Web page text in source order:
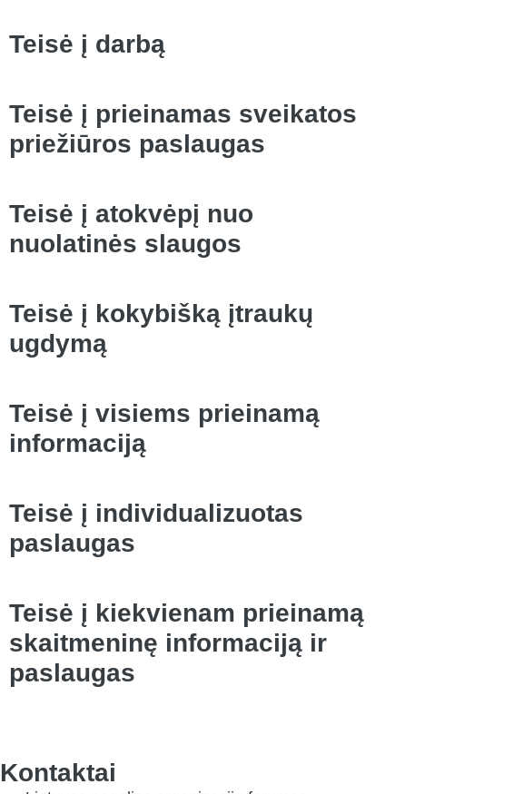
Teisė į darbą
Teisė į prieinamas sveikatos
priežiūros paslaugas
Teisė į atokvėpį nuo
nuolatinės slaugos
Teisė į kokybišką įtraukų
ugdymą
Teisė į visiems prieinamą
informaciją
Teisė į individualizuotas
paslaugas
Teisė į kiekvienam prieinamą
skaitmeninę informaciją ir
paslaugas
Kontaktai